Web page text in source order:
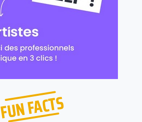
FUN FACTS